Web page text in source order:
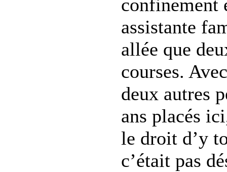
confinement
assistante
allée que
courses.
deux autres
ans placés
le droit d’y
c’était pas